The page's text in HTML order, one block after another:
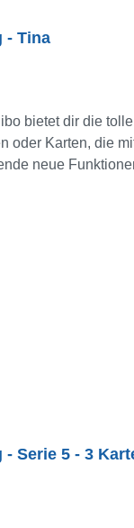
- Tina
bietet dir die
oder Karten, die
neue
dem New
Auf
dich mit einer
Serie 5 - 3